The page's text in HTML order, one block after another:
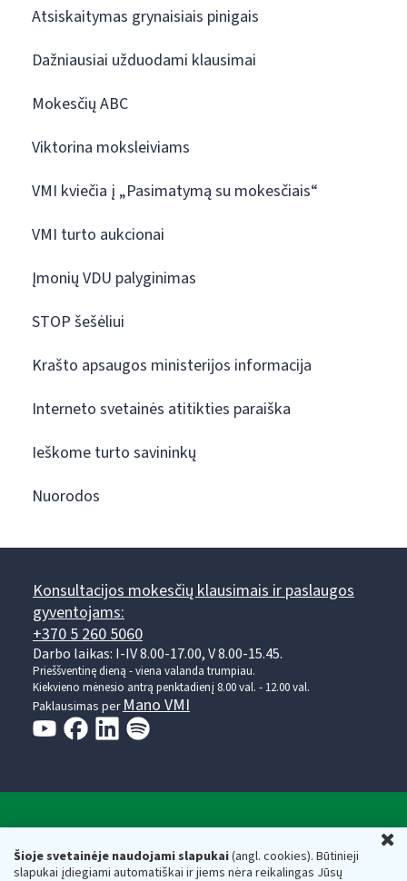
Šioje svetainėje naudojami slapukai(angl. cookies). Būtinieji
slapukai įdiegiami automatiškai ir jiems nėra reikalingas Jūsų
Atsiskaitymas grynaisiais pinigais
Dažniausiai užduodami klausimai
Mokesčių ABC
Viktorina moksleiviams
VMI kviečia į „Pasimatymą su mokesčiais“
VMI turto aukcionai
Įmonių VDU palyginimas
STOP šešėliui
Krašto apsaugos ministerijos informacija
Interneto svetainės atitikties paraiška
Ieškome turto savininkų
Nuorodos
Konsultacijos mokesčių klausimais ir paslaugos
gyventojams:
+370 5 260 5060
Darbo laikas: I-IV 8.00-17.00, V 8.00-15.45.
Prieššventinę dieną - viena valanda trumpiau.
Kiekvieno mėnesio antrą penktadienį 8.00 val. - 12.00 val.
Paklausimas per Mano VMI
Respublikos finansų ministerijos